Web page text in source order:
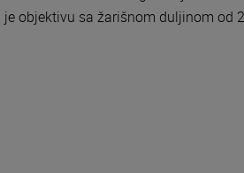
objektivu sa žarišnom duljinom od